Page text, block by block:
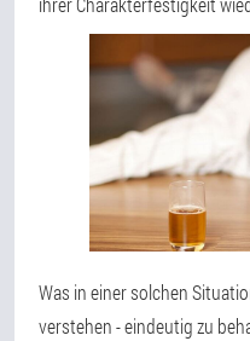
Was in einer solchen
verstehen - eindeutig zu